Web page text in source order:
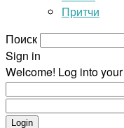
Притчи
Поиск
Sign in
Welcome! Log into